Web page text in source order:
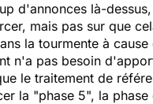
d'annonces là-
mais pas sur que
la tourmente à
n'a pas besoin
le traitement de
la "phase 5", la